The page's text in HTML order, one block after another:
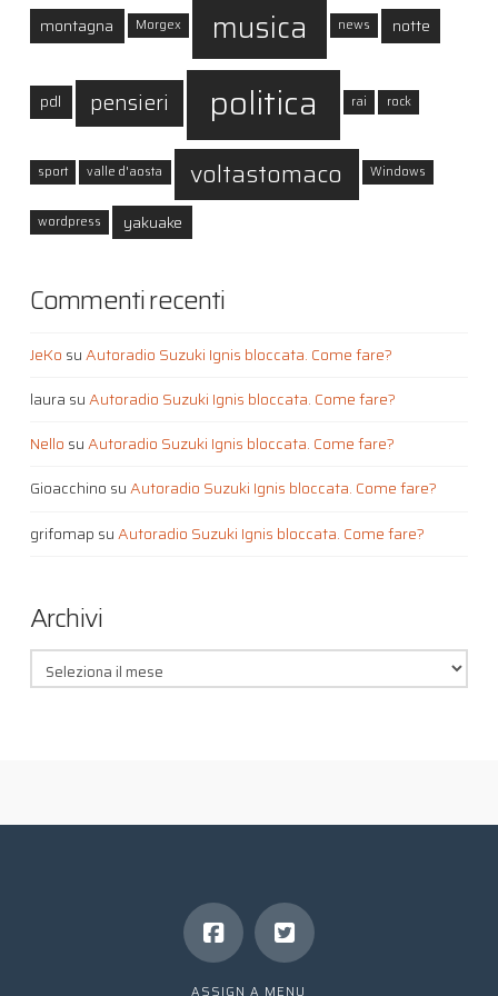
montagna Morgex musica news notte
pdl pensieri politica rai rock
sport valle d'aosta voltastomaco Windows
wordpress yakuake
Commenti recenti
JeKo suAutoradio Suzuki Ignis bloccata. Come fare?
laura suAutoradio Suzuki Ignis bloccata. Come fare?
Nello suAutoradio Suzuki Ignis bloccata. Come fare?
Gioacchino suAutoradio Suzuki Ignis bloccata. Come fare?
grifomap suAutoradio Suzuki Ignis bloccata. Come fare?
Archivi
Archivi
ASSIGN A MENU